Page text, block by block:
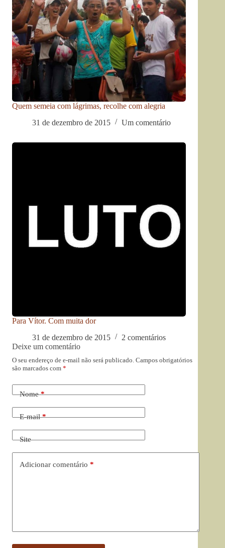
Quem semeia com lágrimas, recolhe com alegria
31 de dezembro de 2015
Um comentário
Para Vítor. Com muita dor
31 de dezembro de 2015
2 comentários
Deixe um comentário
O seu endereço de e-mail não será publicado. Campos obrigatórios
são marcados com *
Nome*
E-mail*
Site
Adicionar comentário *